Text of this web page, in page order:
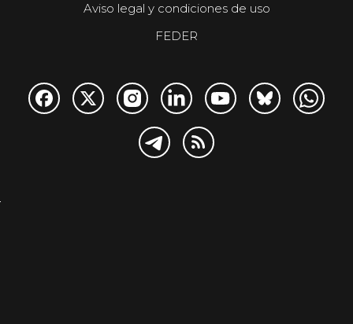
Aviso legal y condiciones de uso
FEDER